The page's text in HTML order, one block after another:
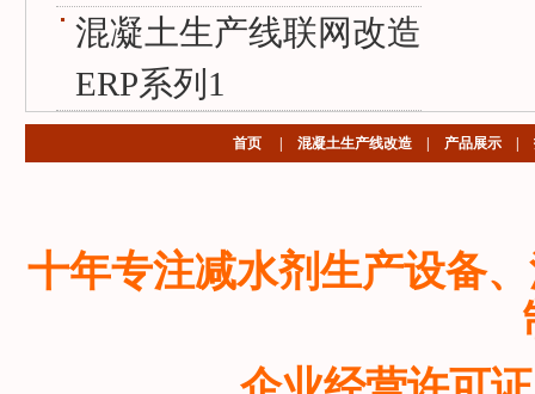
混凝土生产线联网改造
ERP系列1
首页 混凝土生产线改造 产品展示
十年专注减水剂生产设备